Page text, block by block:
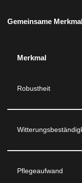
Gemeinsame
Merkmal
Robustheit
Pflegeaufwand